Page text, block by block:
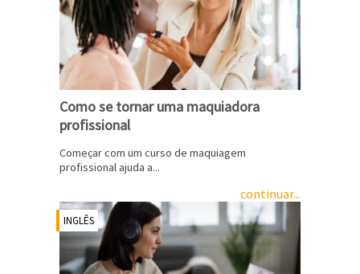
Como se tornar uma maquiadora
profissional
Começar com um curso de maquiagem
profissional ajuda a...
continuar...
INGLÊS